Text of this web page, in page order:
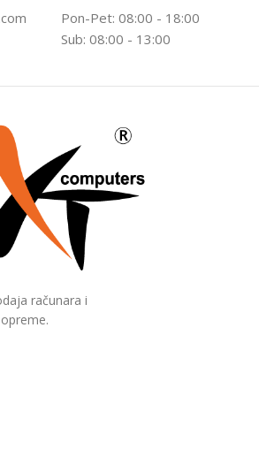
Pon-Pet: 08:00 - 18:00
Sub: 08:00 - 13:00
računara i